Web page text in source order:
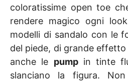
coloratissime open toe
rendere magico ogni
modelli di sandalo con le
del piede, di grande
anche le pumpin tinte
slanciano la figura.